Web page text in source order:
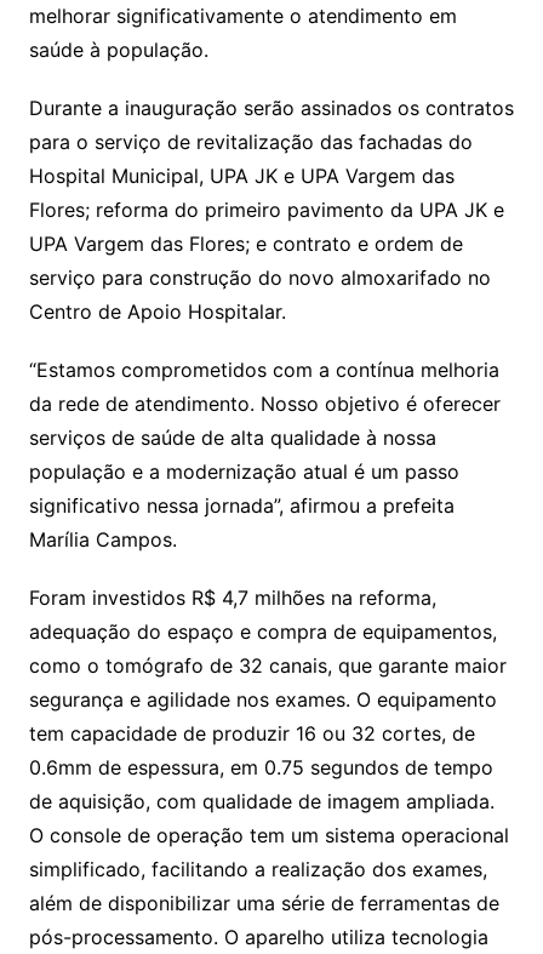
melhorar significativamente o atendimento em
saúde à população.
Durante a inauguração serão assinados os contratos
para o serviço de revitalização das fachadas do
Hospital Municipal, UPA JK e UPA Vargem das
Flores; reforma do primeiro pavimento da UPA JK e
UPA Vargem das Flores; e contrato e ordem de
serviço para construção do novo almoxarifado no
Centro de Apoio Hospitalar.
“Estamos comprometidos com a contínua melhoria
da rede de atendimento. Nosso objetivo é oferecer
serviços de saúde de alta qualidade à nossa
população e a modernização atual é um passo
significativo nessa jornada”, afirmou a prefeita
Marília Campos.
Foram investidos R$ 4,7 milhões na reforma,
adequação do espaço e compra de equipamentos,
como o tomógrafo de 32 canais, que garante maior
segurança e agilidade nos exames. O equipamento
tem capacidade de produzir 16 ou 32 cortes, de
0.6mm de espessura, em 0.75 segundos de tempo
de aquisição, com qualidade de imagem ampliada.
O console de operação tem um sistema operacional
simplificado, facilitando a realização dos exames,
além de disponibilizar uma série de ferramentas de
pós-processamento. O aparelho utiliza tecnologia